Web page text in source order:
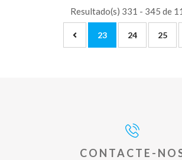
Resultado(s) 331 - 345 de
23 24 25
CONTACTE-